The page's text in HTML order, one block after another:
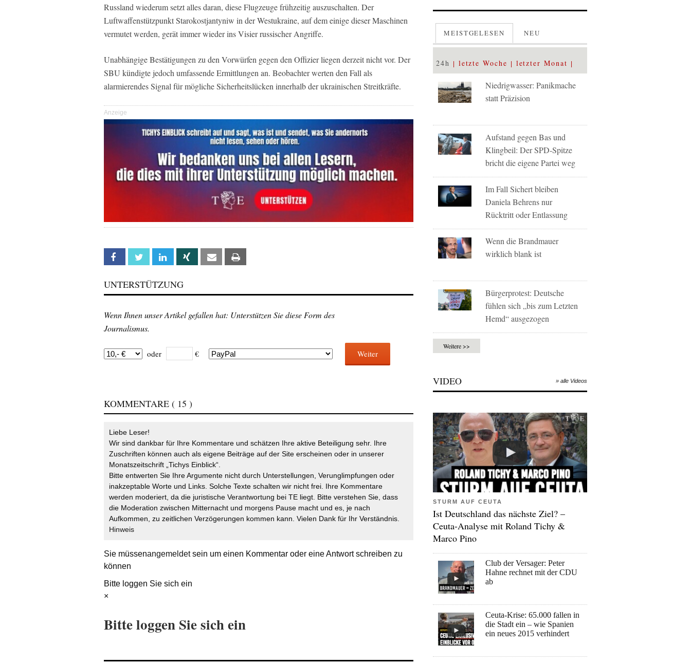
Russland wiederum setzt alles daran, diese Flugzeuge frühzeitig auszuschalten. Der
Luftwaffenstützpunkt Starokostjantyniw in der Westukraine, auf dem einige dieser Maschinen
vermutet werden, gerät immer wieder ins Visier russischer Angriffe.
Unabhängige Bestätigungen zu den Vorwürfen gegen den Offizier liegen derzeit nicht vor. Der
SBU kündigte jedoch umfassende Ermittlungen an. Beobachter werten den Fall als
alarmierendes Signal für mögliche Sicherheitslücken innerhalb der ukrainischen Streitkräfte.
Anzeige
Facebook Twitter Linkedin Xing Email
UNTERSTÜTZUNG
Wenn Ihnen unser Artikel gefallen hat: Unterstützen Sie diese Form des
Journalismus.
oder € Weiter
KOMMENTARE ( 15 )
Liebe Leser!
Wir sind dankbar für Ihre Kommentare und schätzen Ihre aktive Beteiligung sehr. Ihre
Zuschriften können auch als eigene Beiträge auf der Site erscheinen oder in unserer
Monatszeitschrift „Tichys Einblick“.
Bitte entwerten Sie Ihre Argumente nicht durch Unterstellungen, Verunglimpfungen oder
inakzeptable Worte und Links. Solche Texte schalten wir nicht frei. Ihre Kommentare
werden moderiert, da die juristische Verantwortung bei TE liegt. Bitte verstehen Sie, dass
die Moderation zwischen Mitternacht und morgens Pause macht und es, je nach
Aufkommen, zu zeitlichen Verzögerungen kommen kann. Vielen Dank für Ihr Verständnis.
Hinweis
Sie müssenangemeldetsein um einen Kommentar oder eine Antwort schreiben zu
können
Bitte loggen Sie sich ein
×
Bitte loggen Sie sich ein
MEISTGELESEN NEU
24h letzte Woche letzter Monat
Niedrigwasser: Panikmache
statt Präzision
Aufstand gegen Bas und
Klingbeil: Der SPD-Spitze
bricht die eigene Partei weg
Im Fall Sichert bleiben
Daniela Behrens nur
Rücktritt oder Entlassung
Wenn die Brandmauer
wirklich blank ist
Bürgerprotest: Deutsche
fühlen sich „bis zum Letzten
Hemd“ ausgezogen
Weitere >>
VIDEO » alle Videos
STURM AUF CEUTA
Ist Deutschland das nächste Ziel? –
Ceuta-Analyse mit Roland Tichy &
Marco Pino
Club der Versager: Peter
Hahne rechnet mit der CDU
ab
Ceuta-Krise: 65.000 fallen in
die Stadt ein – wie Spanien
ein neues 2015 verhindert